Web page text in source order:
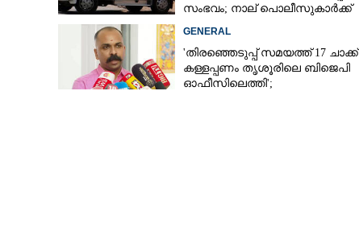
സംഭവം; നാല് പൊലീസുകാർക്ക്
GENERAL
'തിരഞ്ഞെടുപ്പ് സമയത്ത് 17 ചാക്ക്
കള്ളപ്പണം തൃശൂരിലെ ബിജെപി
ഓഫീസിലെത്തി';